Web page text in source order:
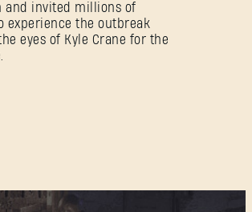
and invited millions of
experience the outbreak
eyes of Kyle Crane for the